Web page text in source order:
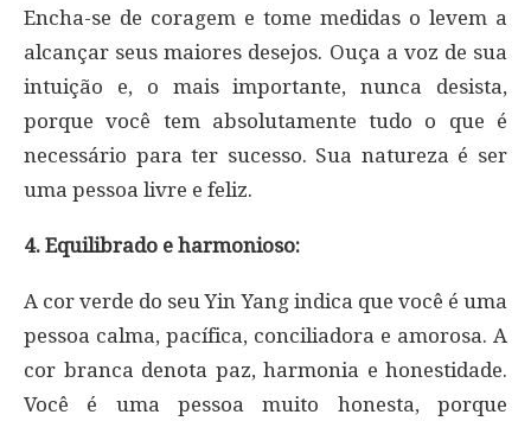
Encha-se de coragem e tome medidas o levem a
alcançar seus maiores desejos. Ouça a voz de sua
intuição e, o mais importante, nunca desista,
porque você tem absolutamente tudo o que é
necessário para ter sucesso. Sua natureza é ser
uma pessoa livre e feliz.
4. Equilibrado e harmonioso:
A cor verde do seu Yin Yang indica que você é uma
pessoa calma, pacífica, conciliadora e amorosa. A
cor branca denota paz, harmonia e honestidade.
Você é uma pessoa muito honesta, porque